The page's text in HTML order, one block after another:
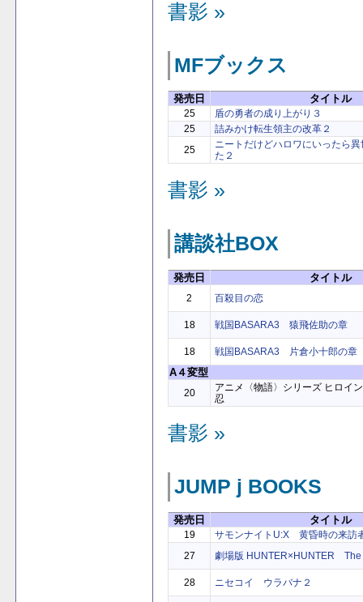
書影 »
MFブックス
発売日 タイトル
25
盾の勇者の成り上がり３
25
詰みかけ転生領主の改革２
25
ニートだけどハロワにいったら
た２
書影 »
講談社BOX
発売日 タイトル
2 百殺目の恋
18 戦国BASARA3 猿飛佐助の章
18 戦国BASARA3 片倉小十郎の章
A４変型
20
アニメ〈物語〉シリーズ ヒロ
忍
書影 »
JUMP j BOOKS
発売日 タイトル
19
サモンナイトU:X 黄昏時の来訪
27
劇場版 HUNTER×HUNTER The
28 ニセコイ ウラバナ２